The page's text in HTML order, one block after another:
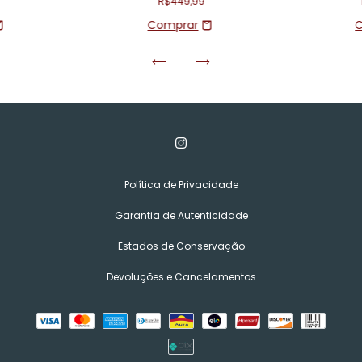
Política de Privacidade
Garantia de Autenticidade
Estados de Conservação
Devoluções e Cancelamentos